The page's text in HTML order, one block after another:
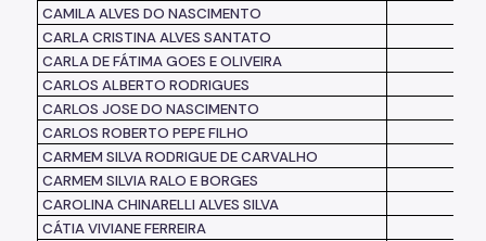
CAMILA ALVES DO NASCIMENTO
CARLA CRISTINA ALVES SANTATO
CARLA DE FÁTIMA GOES E OLIVEIRA
CARLOS ALBERTO RODRIGUES
CARLOS JOSE DO NASCIMENTO
CARLOS ROBERTO PEPE FILHO
CARMEM SILVA RODRIGUE DE CARVALHO
CARMEM SILVIA RALO E BORGES
CAROLINA CHINARELLI ALVES SILVA
CÁTIA VIVIANE FERREIRA